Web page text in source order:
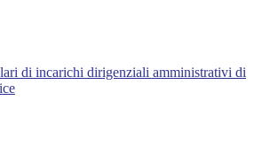
di incarichi dirigenziali amministrativi di